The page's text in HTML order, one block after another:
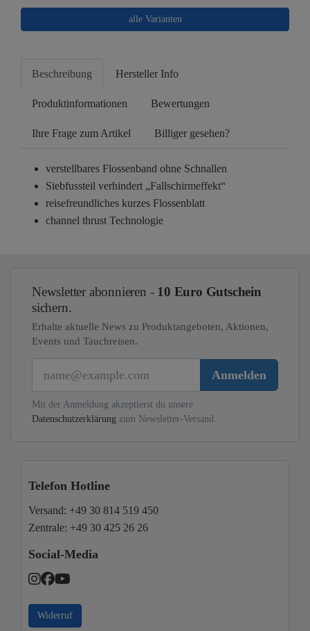
alle Varianten
Beschreibung Hersteller Info
Produktinformationen Bewertungen
Ihre Frage zum Artikel Billiger gesehen?
verstellbares Flossenband ohne Schnallen
Siebfussteil verhindert „Fallschirmeffekt“
reisefreundliches kurzes Flossenblatt
channel thrust Technologie
Newsletter abonnieren - 10 Euro Gutschein
sichern.
Erhalte aktuelle News zu Produktangeboten, Aktionen,
Events und Tauchreisen.
Anmelden
Mit der Anmeldung akzeptierst du unsere
Datenschutzerklärung zum Newsletter-Versand.
Telefon Hotline
Versand: +49 30 814 519 450
Zentrale: +49 30 425 26 26
Social-Media
Widerruf